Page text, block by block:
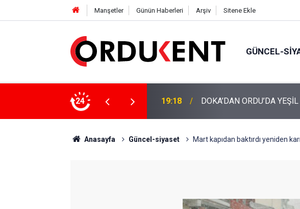
Manşetler Günün Haberleri Arşiv Sitene Ekle
GÜNCEL-
24
4 MİLYON LİRAYA YAKIN DESTEK 12:46 YENİ PARTİ’NİN
Anasayfa Güncel-siyaset Mart kapıdan baktırdı yeniden